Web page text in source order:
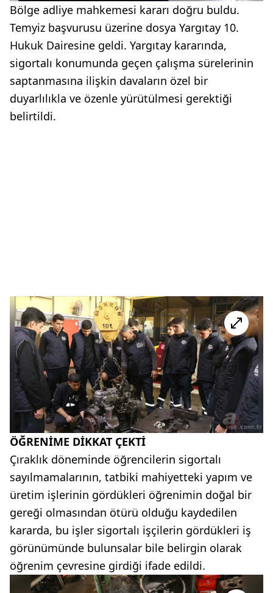
Bölge adliye mahkemesi kararı doğru buldu.
Temyiz başvurusu üzerine dosya Yargıtay 10.
Hukuk Dairesine geldi. Yargıtay kararında,
sigortalı konumunda geçen çalışma sürelerinin
saptanmasına ilişkin davaların özel bir
duyarlılıkla ve özenle yürütülmesi gerektiği
belirtildi.
ÖĞRENİME DİKKAT ÇEKTİ
Çıraklık döneminde öğrencilerin sigortalı
sayılmamalarının, tatbiki mahiyetteki yapım ve
üretim işlerinin gördükleri öğrenimin doğal bir
gereği olmasından ötürü olduğu kaydedilen
kararda, bu işler sigortalı işçilerin gördükleri iş
görünümünde bulunsalar bile belirgin olarak
öğrenim çevresine girdiği ifade edildi.